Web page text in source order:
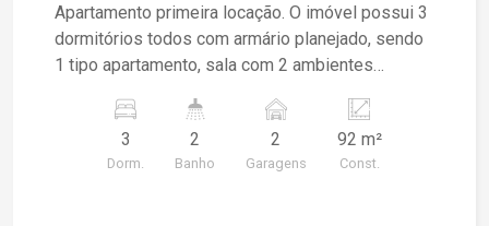
Apartamento primeira locação. O imóvel possui 3
dormitórios todos com armário planejado, sendo
1 tipo apartamento, sala com 2 ambientes
planejado e 2 vagas de garagem. Próximo ao
Plaza Shopping.
3
Dorm.
2
Banho
2
Garagens
92 m²
Const.